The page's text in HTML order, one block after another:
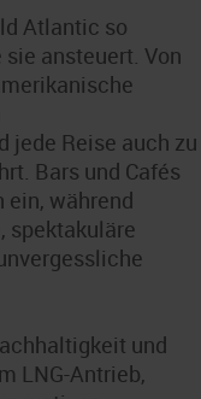
Atlantic so
ansteuert. Von
jede Reise auch zu
Bars und Cafés
während
spektakuläre
und
LNG-Antrieb,